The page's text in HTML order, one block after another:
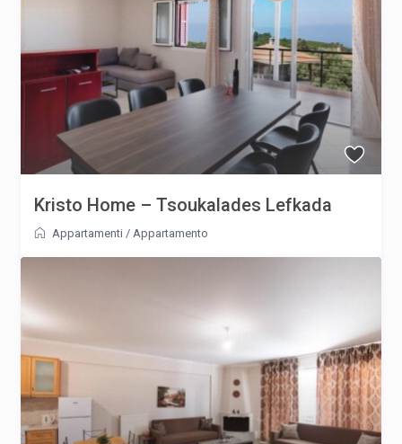
Kristo Home – Tsoukalades Lefkada
Appartamenti / Appartamento